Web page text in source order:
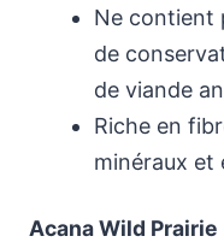
Ne contient
de
de viande
Riche en
minéraux et
Acana Wild Prairie